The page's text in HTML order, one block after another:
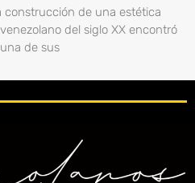
construcción de una estética
del siglo XX encontró
de sus